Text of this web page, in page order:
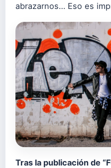
abrazarnos… Eso es
Tras la publicación de “